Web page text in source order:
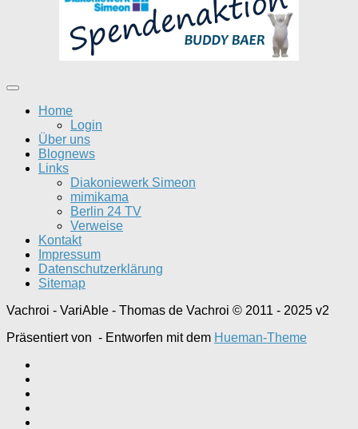
Home
Login
Über uns
Blognews
Links
Diakoniewerk Simeon
mimikama
Berlin 24 TV
Verweise
Kontakt
Impressum
Datenschutzerklärung
Sitemap
Vachroi - VariAble - Thomas de Vachroi © 2011 - 2025 v2
Präsentiert von - Entworfen mit dem Hueman-Theme